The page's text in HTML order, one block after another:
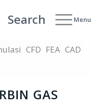
Search Menu
CFD FEA CAD
GAS